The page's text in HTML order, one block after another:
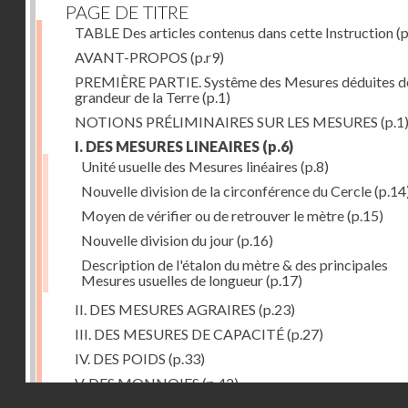
PAGE DE TITRE
TABLE Des articles contenus dans cette Instruction
AVANT-PROPOS (p.r9)
PREMIÈRE PARTIE. Systême des Mesures déduites
grandeur de la Terre(p.1)
NOTIONS PRÉLIMINAIRES SUR LES MESURES (p.1)
I. DES MESURES LINEAIRES (p.6)
Unité usuelle des Mesures linéaires (p.8)
Nouvelle division de la circonférence du Cercle
Moyen de vérifier ou de retrouver le mètre(p.15)
Nouvelle division du jour(p.16)
Description de l'étalon du mètre & des principales
Mesures usuelles de longueur(p.17)
II. DES MESURES AGRAIRES (p.23)
III. DES MESURES DE CAPACITÉ(p.27)
IV. DES POIDS (p.33)
V. DES MONNOIES(p.42)